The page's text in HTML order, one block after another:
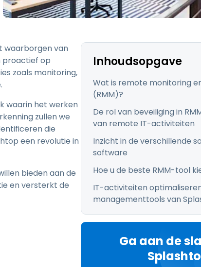
Ontdek alle sectoren
日本語
ภาษาไทย
Inhoudsopgave
Wat is remote monitoring
(RMM)?
De rol van beveiliging in
van remote IT-activiteiten
Inzicht in de verschillende
software
Hoe u de beste RMM-tool
IT-activiteiten
managementtools van
Ga aan de
waarborgen van
proactief op
zoals monitoring,
waarin het werken
zullen we
die
een revolutie in
bieden aan de
en versterkt de